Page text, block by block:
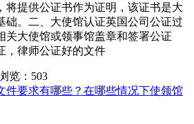
将提供公证书作为证明，该证书是大
础。二、大使馆认证英国公司公证过
关大使馆或领事馆盖章和签署公证
，律师公证好的文件
览：503